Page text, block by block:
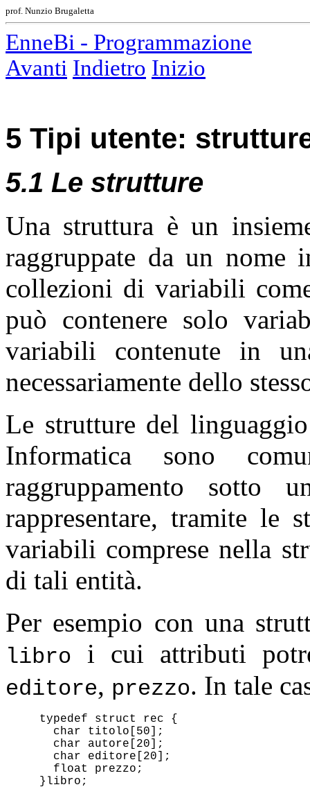
prof. Nunzio Brugaletta
EnneBi - Programmazione
Avanti Indietro Inizio
5 Tipi utente:
5.1 Le strutture
Una struttura è un
raggruppate da un nome
collezioni di variabili
può contenere solo
variabili contenute in
necessariamente dello
Le strutture del
Informatica sono
raggruppamento sotto
rappresentare, tramite le
variabili comprese nella
di tali entità.
Per esempio con una
libro i cui attributi
editore, prezzo. In tale
typedef struct rec
{
  char titolo[50];
  char autore[20];
  char editore[20];
}libro